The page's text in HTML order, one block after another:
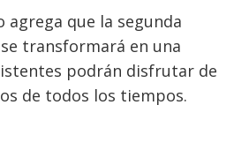
agrega que la segunda
transformará en una
podrán disfrutar de
de todos los tiempos.